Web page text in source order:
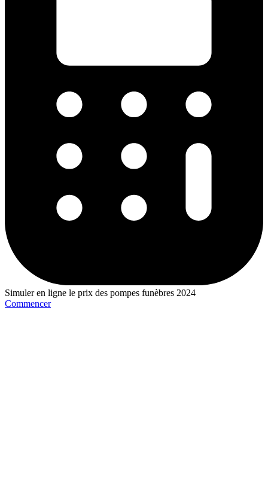
Simuler en ligne le prix des pompes funèbres 2024
Commencer